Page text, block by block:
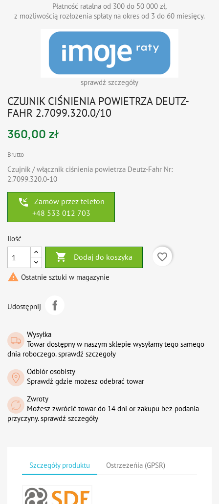
Płatność ratalna od 300 do 50 000 zł,
z możliwością rozłożenia spłaty na okres od 3 do 60 miesięcy.
sprawdź szczegóły
CZUJNIK CIŚNIENIA POWIETRZA DEUTZ-
FAHR 2.7099.320.0/10
360,00 zł
Brutto
Czujnik / włącznik ciśnienia powietrza Deutz-Fahr Nr:
2.7099.320.0-10
phone_callback
Zamów przez telefon
+48 533 012 703
Ilość
 Dodaj do koszyka
favorite_border
 Ostatnie sztuki w magazynie
Udostępnij
Wysyłka
Towar dostępny w naszym sklepie wysyłamy tego samego
dnia roboczego. sprawdź szczegoły
Odbiór osobisty
Sprawdź gdzie możesz odebrać towar
Zwroty
Możesz zwrócić towar do 14 dni or zakupu bez podania
przyczyny. sprawdź szczegóły
Szczegóły produktu Ostrzeżeńia (GPSR)